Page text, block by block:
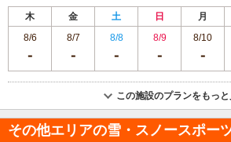
木 金 土 日 月
8/6
8/7 8/8 8/9 8/10
この施設のプランをもっと
その他エリアの雪・スノースポー